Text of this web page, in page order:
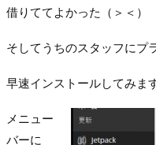
借りててよかった（＞＜）
そしてうちのスタッフにプ
早速インストールしてみます
メニュー
バーに